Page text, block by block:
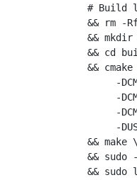
# Build
&& rm -
&& mkdir
&& cd
&& cmake
-
-
-
-
    && make \
&& sudo
&& sudo